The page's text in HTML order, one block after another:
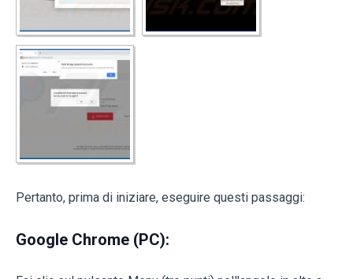
Pertanto, prima di iniziare, eseguire questi passaggi:
Google Chrome (PC):